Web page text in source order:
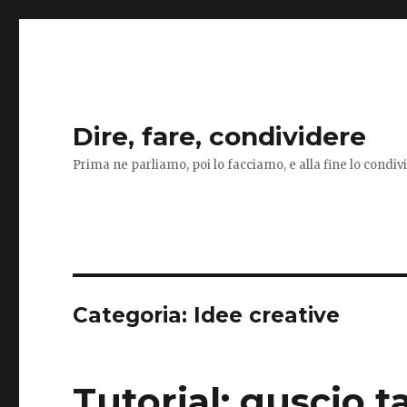
Dire, fare, condividere
Prima ne parliamo, poi lo facciamo, e alla fine lo
Categoria: Idee creative